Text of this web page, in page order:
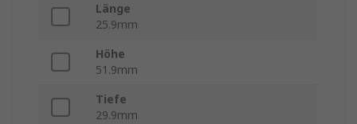
Länge
25.9mm
Höhe
51.9mm
Tiefe
29.9mm